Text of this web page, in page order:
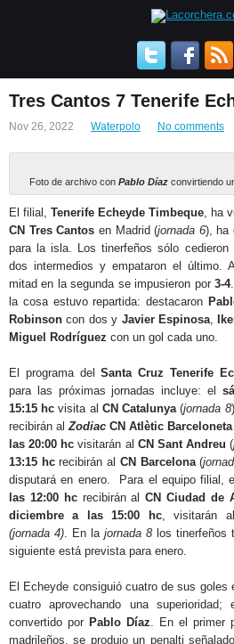
Tres Cantos 7 Tenerife
Nov 26, 2022 Waterpolo No comments
Foto de archivo con Pablo Díaz convirtiendo
El filial, Tenerife Echeyde Timbeque, ha
CN Tres Cantos en Madrid (jornada 6), ha
para la isla. Los tinerfeños sólo cedieron
dos intermedios y empataron el
mitad en la segunda se impusieron por 3-4
la cosa estuvo repartida: destacaron
Robinson con dos y Javier Espinosa,
Miguel Rodríguez con un gol cada uno.
El programa delSanta Cruz Tenerife
para las próximas jornadas incluye: el
15:15 hc visita al CN Catalunya(jornada 8
recibirán alZodiac CN Atlètic Barceloneta
las 20:00 hc visitarán al CN Sant Andreu (
13:15 hcrecibirán al CN Barcelona(
disputará en enero. Para el equipo filial,
las 12:00 hcrecibirán alCN Ciudad de
diciembre a las 15:00 hc, visitarán
(jornada 4). En la jornada 8 los tinerfeños
siguiente está prevista para enero.
El Echeyde consiguió cuatro de sus goles
cuatro aprovechando una
convertido por Pablo Díaz. En el primer
madrileños, se produjo un penalti